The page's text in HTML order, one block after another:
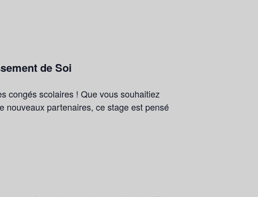
de Soi
congés scolaires ! Que vous souhaitiez
nouveaux partenaires, ce stage est pensé